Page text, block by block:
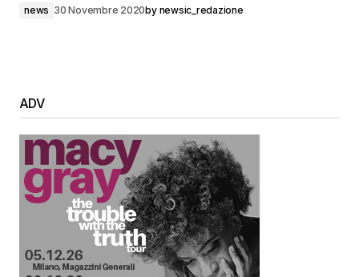
news 30 Novembre 2020by newsic_redazione
ADV